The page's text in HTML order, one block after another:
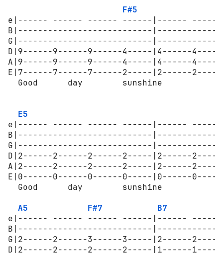
F#5
e|------ ------ ------ ------|------
B|---------------------------
G|---------------------------
D|9------9------9------4-----|4------
A|9------9------9------4-----|4------
E|7------7------7------2-----|2------
  Good      day        sunshine
E5
e|------ ------ ------ ------|------
B|---------------------------
G|---------------------------
D|2------2------2------2-----|2------
A|2------2------2------2-----|2------
E|0------0------0------0-----|0------
Good      day        sunshine
A5
F#7
B7
e|------ ------ ------ ------|------
B|---------------------------
G|2------2------3------3-----|2------
D|2------2------2------2-----|1------